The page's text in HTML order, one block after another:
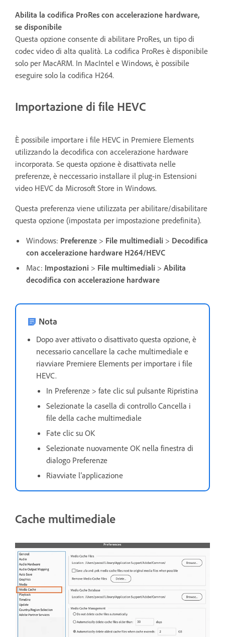
Abilita la codifica ProRes con accelerazione hardware,
se disponibile
Questa opzione consente di abilitare ProRes, un tipo di
codec video di alta qualità. La codifica ProRes è disponibile
solo per MacARM. In MacIntel e Windows, è possibile
eseguire solo la codifica H264.
Importazione di file HEVC
È possibile importare i file HEVC in Premiere Elements
utilizzando la decodifica con accelerazione hardware
incorporata. Se questa opzione è disattivata nelle
preferenze, è neccessario installare il plug-in Estensioni
video HEVC da Microsoft Store in Windows.
Questa preferenza viene utilizzata per abilitare/disabilitare
questa opzione (impostata per impostazione predefinita).
Windows: Preferenze > File multimediali > Decodifica
con accelerazione hardware H264/HEVC
Mac: Impostazioni > File multimediali > Abilita
decodifica con accelerazione hardware
Nota
Dopo aver attivato o disattivato questa opzione, è
necessario cancellare la cache multimediale e
riavviare Premiere Elements per importare i file
HEVC.
In Preferenze > fate clic sul pulsante Ripristina
Selezionate la casella di controllo Cancella i
file della cache multimediale
Fate clic su OK
Selezionate nuovamente OK nella finestra di
dialogo Preferenze
Riavviate l’applicazione
Cache multimediale